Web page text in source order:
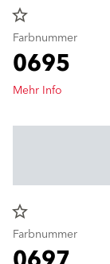
star_border
Farbnummer
0695
Mehr Info
star_border
Farbnummer